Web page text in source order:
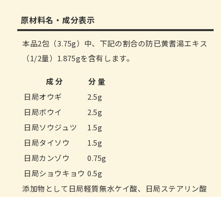
原材料名・成分表示
本品2包（3.75g）中、下記の割合の防已黄耆湯エキス
（1/2量）1.875gを含有します。
成 分
分 量
日局オウギ
2.5g
日局ボウイ
2.5g
日局ソウジュツ
1.5g
日局タイソウ
1.5g
日局カンゾウ
0.75g
日局ショウキョウ 0.5g
添加物として日局軽質無水ケイ酸、日局ステアリン酸